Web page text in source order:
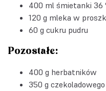
400 ml śmietanki 36
120 g mleka w
60 g cukru pudru
Pozostałe:
400 g herbatników
350 g